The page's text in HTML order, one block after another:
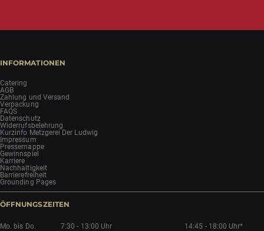
INFORMATIONEN
Catering
AGB
Zahlung und Versand
Verpackung
FAQS
Datenschutz
Widerrufsbelehrung
Kurzinfo Metzgerei Der Ludwig
Impressum
Pressemappe
Gewinnspiel
Karriere
Nachhaltigkeit
Barrierefreiheit
Grounding Pages
ÖFFNUNGSZEITEN
Mo. bis Do. 7:30 - 13:00 Uhr
14:45 - 18:00 Uhr*